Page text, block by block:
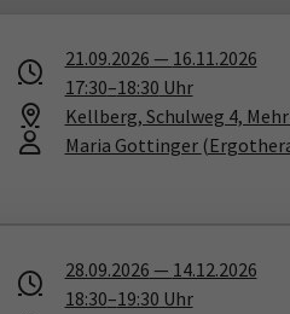
21.09.2026 — 16.11.2026
17:30–18:30 Uhr
Kellberg, Schulweg 4,
Maria Gottinger
28.09.2026 — 14.12.2026
18:30–19:30 Uhr